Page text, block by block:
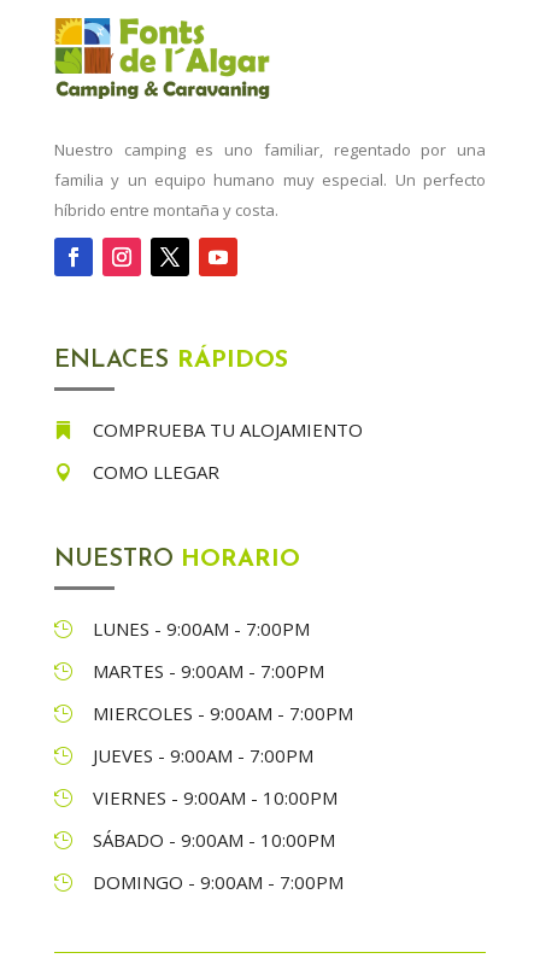
Nuestro camping es uno familiar, regentado por una
familia y un equipo humano muy especial. Un perfecto
híbrido entre montaña y costa.
ENLACES RÁPIDOS
 COMPRUEBA TU ALOJAMIENTO
 COMO LLEGAR
NUESTRO HORARIO
 LUNES - 9:00AM - 7:00PM
 MARTES - 9:00AM - 7:00PM
 MIERCOLES - 9:00AM - 7:00PM
 JUEVES - 9:00AM - 7:00PM
 VIERNES - 9:00AM - 10:00PM
 SÁBADO - 9:00AM - 10:00PM
 DOMINGO - 9:00AM - 7:00PM